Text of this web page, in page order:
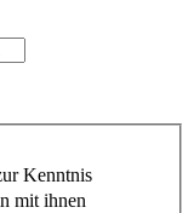
Kenntnis
mit ihnen